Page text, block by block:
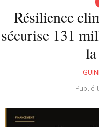
Résilience
sécurise 131
Publié